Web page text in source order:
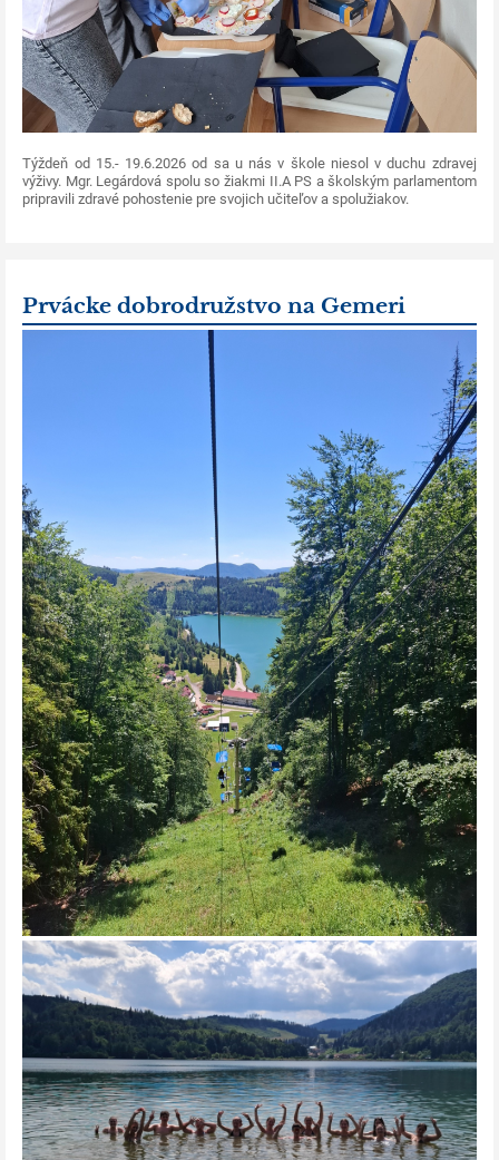
Týždeň od 15.- 19.6.2026 od sa u nás v škole niesol v duchu zdravej
výživy. Mgr. Legárdová spolu so žiakmi II.A PS a školským parlamentom
pripravili zdravé pohostenie pre svojich učiteľov a spolužiakov.
Prvácke dobrodružstvo na Gemeri